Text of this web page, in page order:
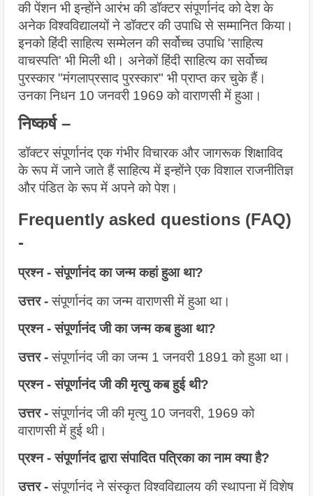
की पेंशन भी इन्होंने आरंभ की डॉक्टर संपूर्णानंद को देश के
अनेक विश्वविद्यालयों ने डॉक्टर की उपाधि से सम्मानित किया।
इनको हिंदी साहित्य सम्मेलन की सर्वोच्च उपाधि 'साहित्य
वाचस्पति' भी मिली थी। अनेकों हिंदी साहित्य का सर्वोच्च
पुरस्कार "मंगलाप्रसाद पुरस्कार" भी प्राप्त कर चुके हैं।
उनका निधन 10 जनवरी 1969 को वाराणसी में हुआ।
निष्कर्ष –
डॉक्टर संपूर्णानंद एक गंभीर विचारक और जागरूक शिक्षाविद
के रूप में जाने जाते हैं साहित्य में इन्होंने एक विशाल राजनीतिज्ञ
और पंडित के रूप में अपने को पेश।
Frequently asked questions (FAQ)
-
प्रश्न - संपूर्णानंद का जन्म कहां हुआ था?
उत्तर - संपूर्णानंद का जन्म वाराणसी में हुआ था।
प्रश्न - संपूर्णानंद जी का जन्म कब हुआ था?
उत्तर - संपूर्णानंद जी का जन्म 1 जनवरी 1891 को हुआ था।
प्रश्न - संपूर्णानंद जी की मृत्यु कब हुई थी?
उत्तर - संपूर्णानंद जी की मृत्यु 10 जनवरी, 1969 को
वाराणसी में हुई थी।
प्रश्न - संपूर्णानंद द्वारा संपादित पत्रिका का नाम क्या है?
उत्तर - संपूर्णानंद ने संस्कृत विश्वविद्यालय की स्थापना में विशेष